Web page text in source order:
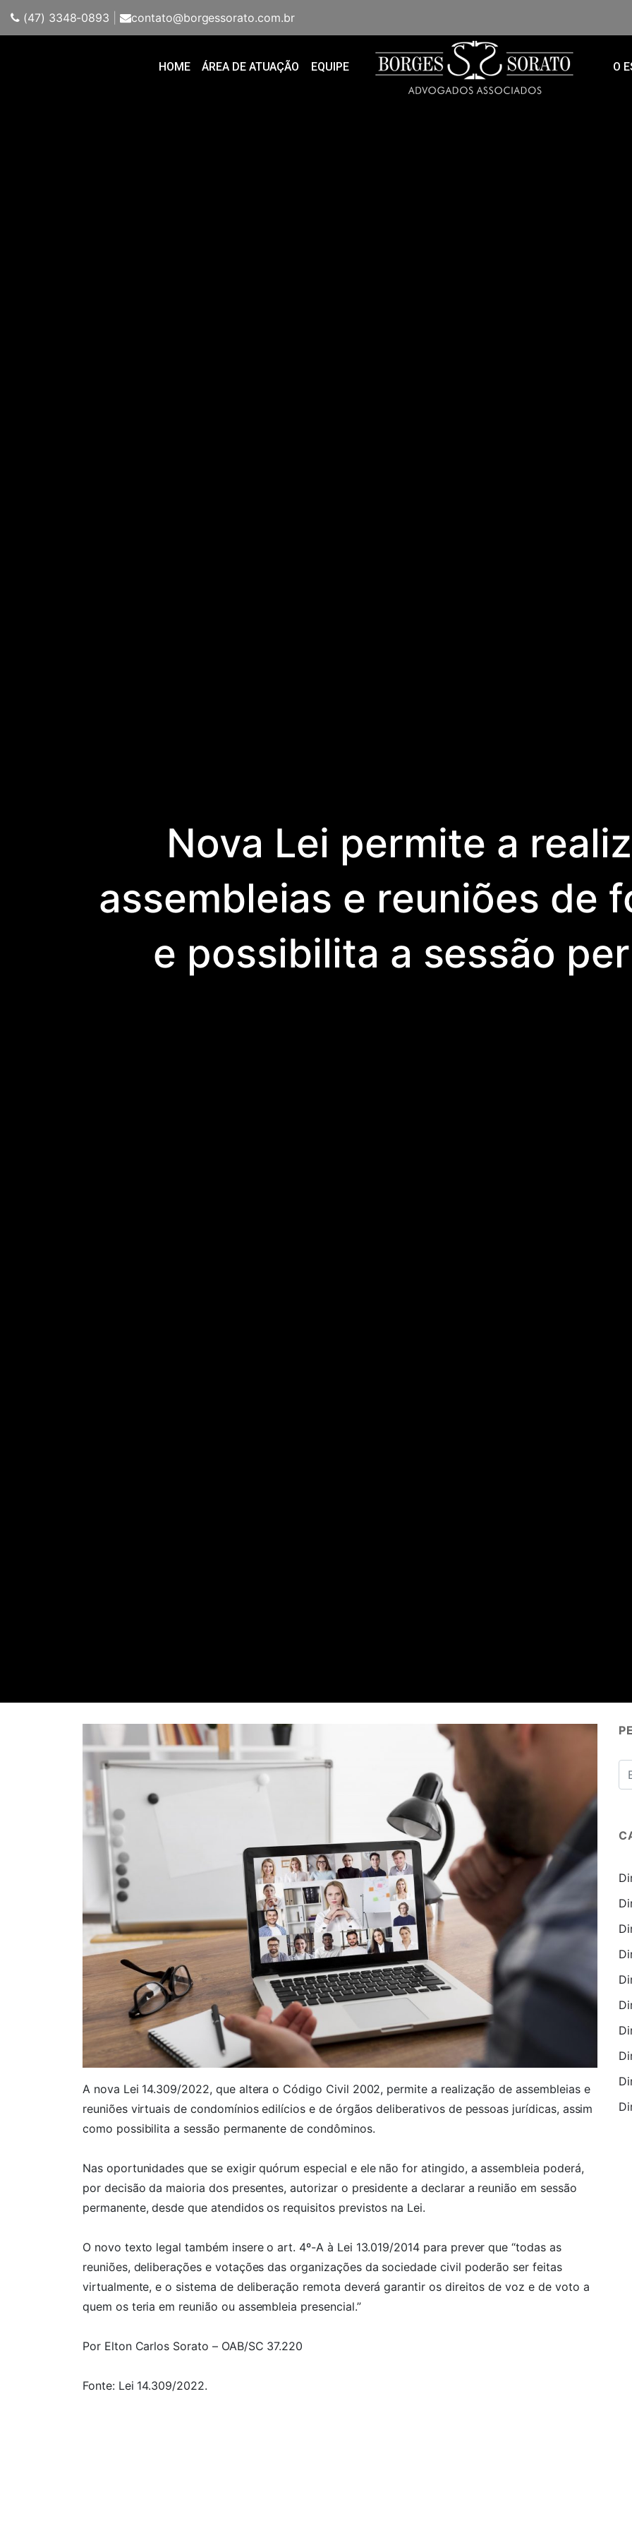
(47) 3348-0893 | contato@borgessorato.com.br
HOME ÁREA DE ATUAÇÃO EQUIPE O
Nova Lei permite a
assembleias e reuniões de
e possibilita a sessão
A nova Lei 14.309/2022, que altera o Código Civil 2002, permite a realização de assembleias e
reuniões virtuais de condomínios edilícios e de órgãos deliberativos de pessoas jurídicas, assim
como possibilita a sessão permanente de condôminos.
Nas oportunidades que se exigir quórum especial e ele não for atingido, a assembleia poderá,
por decisão da maioria dos presentes, autorizar o presidente a declarar a reunião em sessão
permanente, desde que atendidos os requisitos previstos na Lei.
O novo texto legal também insere o art. 4º-A à Lei 13.019/2014 para prever que “todas as
reuniões, deliberações e votações das organizações da sociedade civil poderão ser feitas
virtualmente, e o sistema de deliberação remota deverá garantir os direitos de voz e de voto a
quem os teria em reunião ou assembleia presencial.”
Por Elton Carlos Sorato – OAB/SC 37.220
Fonte: Lei 14.309/2022.